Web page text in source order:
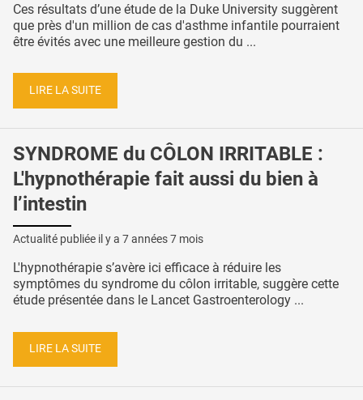
Ces résultats d’une étude de la Duke University suggèrent
que près d'un million de cas d'asthme infantile pourraient
être évités avec une meilleure gestion du ...
LIRE LA SUITE
SYNDROME du CÔLON IRRITABLE :
L'hypnothérapie fait aussi du bien à
l’intestin
Actualité publiée il y a 7 années 7 mois
L'hypnothérapie s’avère ici efficace à réduire les
symptômes du syndrome du côlon irritable, suggère cette
étude présentée dans le Lancet Gastroenterology ...
LIRE LA SUITE